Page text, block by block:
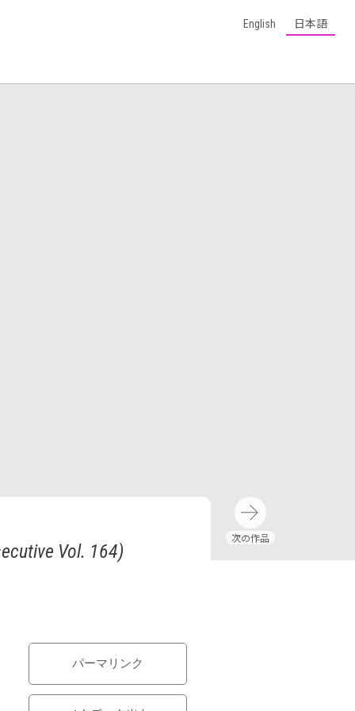
English 日本語
Vol. 164)
パーマリンク